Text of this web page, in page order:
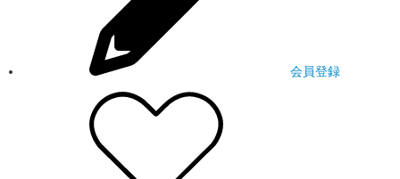
会員登録